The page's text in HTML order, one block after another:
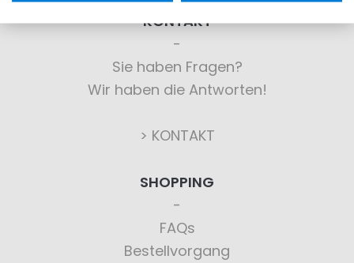
KONTAKT
Sie haben Fragen?
Wir haben die Antworten!
> KONTAKT
SHOPPING
FAQs
Bestellvorgang